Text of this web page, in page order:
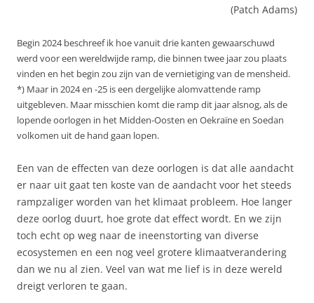
(Patch Adams)
Begin 2024 beschreef ik hoe vanuit drie kanten gewaarschuwd
werd voor een wereldwijde ramp, die binnen twee jaar zou plaats
vinden en het begin zou zijn van de vernietiging van de mensheid.
*) Maar in 2024 en -25 is een dergelijke alomvattende ramp
uitgebleven. Maar misschien komt die ramp dit jaar alsnog, als de
lopende oorlogen in het Midden-Oosten en Oekraïne en Soedan
volkomen uit de hand gaan lopen.
Een van de effecten van deze oorlogen is dat alle aandacht
er naar uit gaat ten koste van de aandacht voor het steeds
rampzaliger worden van het klimaat probleem. Hoe langer
deze oorlog duurt, hoe grote dat effect wordt. En we zijn
toch echt op weg naar de ineenstorting van diverse
ecosystemen en een nog veel grotere klimaatverandering
dan we nu al zien. Veel van wat me lief is in deze wereld
dreigt verloren te gaan.